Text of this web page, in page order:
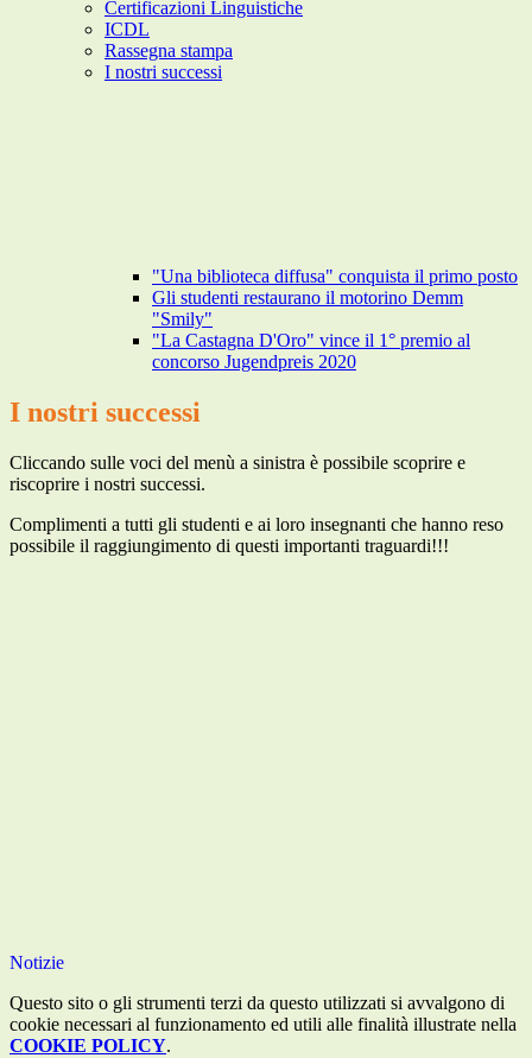
Certificazioni Linguistiche
ICDL
Rassegna stampa
I nostri successi
"Una biblioteca diffusa" conquista il primo posto
Gli studenti restaurano il motorino Demm
"Smily"
"La Castagna D'Oro" vince il 1° premio al
concorso Jugendpreis 2020
I nostri successi
Cliccando sulle voci del menù a sinistra è possibile scoprire e
riscoprire i nostri successi.
Complimenti a tutti gli studenti e ai loro insegnanti che hanno reso
possibile il raggiungimento di questi importanti traguardi!!!
Notizie
Questo sito o gli strumenti terzi da questo utilizzati si avvalgono di
cookie necessari al funzionamento ed utili alle finalità illustrate nella
COOKIE POLICY.